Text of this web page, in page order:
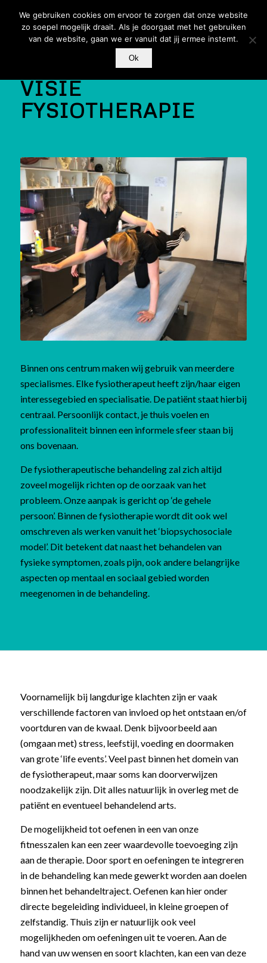
VISIE
FYSIOTHERAPIE
Binnen ons centrum maken wij gebruik van meerdere
specialismes. Elke fysiotherapeut heeft zijn/haar eigen
interessegebied en specialisatie. De patiënt staat hierbij
centraal. Persoonlijk contact, je thuis voelen en
professionaliteit binnen een informele sfeer staan bij
ons bovenaan.
De fysiotherapeutische behandeling zal zich altijd
zoveel mogelijk richten op de oorzaak van het
probleem. Onze aanpak is gericht op ‘de gehele
persoon’. Binnen de fysiotherapie wordt dit ook wel
omschreven als werken vanuit het ‘biopsychosociale
model’. Dit betekent dat naast het behandelen van
fysieke symptomen, zoals pijn, ook andere belangrijke
aspecten op mentaal en sociaal gebied worden
meegenomen in de behandeling.
Voornamelijk bij langdurige klachten zijn er vaak
verschillende factoren van invloed op het ontstaan en/of
voortduren van de kwaal. Denk bijvoorbeeld aan
(omgaan met) stress, leefstijl, voeding en doormaken
van grote ‘life events’. Veel past binnen het domein van
de fysiotherapeut, maar soms kan doorverwijzen
noodzakelijk zijn. Dit alles natuurlijk in overleg met de
patiënt en eventueel behandelend arts.
De mogelijkheid tot oefenen in een van onze
fitnesszalen kan een zeer waardevolle toevoeging zijn
aan de therapie. Door sport en oefeningen te integreren
in de behandeling kan mede gewerkt worden aan doelen
binnen het behandeltraject. Oefenen kan hier onder
directe begeleiding individueel, in kleine groepen of
zelfstandig. Thuis zijn er natuurlijk ook veel
mogelijkheden om oefeningen uit te voeren. Aan de
hand van uw wensen en soort klachten, kan een van deze
We gebruiken cookies om ervoor te zorgen dat onze website
zo soepel mogelijk draait. Als je doorgaat met het gebruiken
van de website, gaan we er vanuit dat jij ermee instemt.
Ok